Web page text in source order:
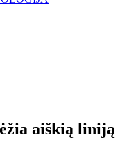
aiškią liniją